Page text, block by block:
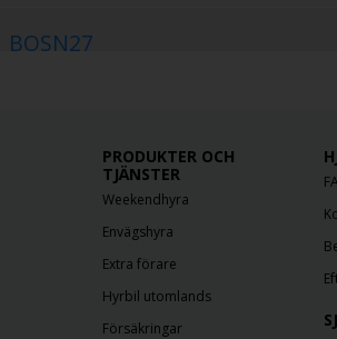
BOSN27
781-289-3190
Uber Quincy
Öppettider:Mon-Fri 9:00AM-4:30PM, Sat-
617-786-0660
PRODUKTER OCH
TJÄNSTER
Weekendhyra
Envägshyra
Extra förare
Hyrbil utomlands
Försäkringar